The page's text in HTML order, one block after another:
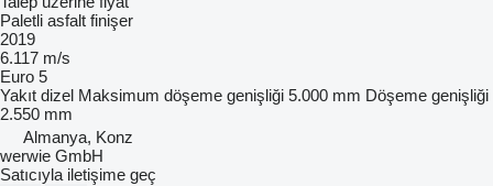
Paletli asfalt finişer
2019
6.117 m/s
Euro 5
Yakıt dizel Maksimum döşeme genişliği 5.000 mm Döşeme genişliği
2.550 mm
Almanya, Konz
werwie GmbH
Satıcıyla iletişime geç